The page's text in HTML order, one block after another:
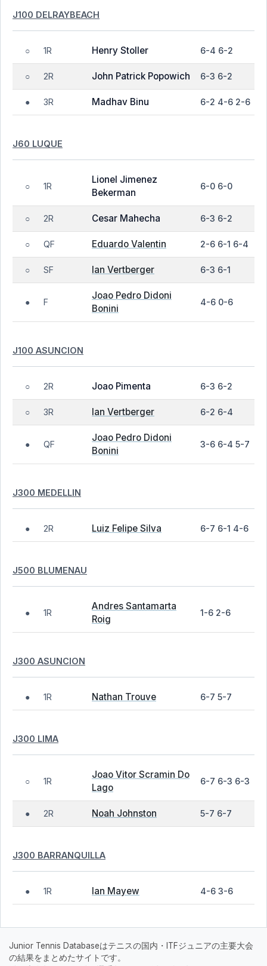
J100 DELRAYBEACH
○ 1R Henry Stoller 6-4 6-2
○ 2R John Patrick Popowich 6-3 6-2
● 3R Madhav Binu 6-2 4-6 2-6
J60 LUQUE
○ 1R
Lionel Jimenez
Bekerman
6-0 6-0
○ 2R Cesar Mahecha 6-3 6-2
○ QF Eduardo Valentin 2-6 6-1 6-4
○ SF Ian Vertberger 6-3 6-1
● F
Joao Pedro Didoni
Bonini
4-6 0-6
J100 ASUNCION
○ 2R Joao Pimenta 6-3 6-2
○ 3R Ian Vertberger 6-2 6-4
● QF
Joao Pedro Didoni
Bonini
3-6 6-4 5-7
J300 MEDELLIN
● 2R Luiz Felipe Silva 6-7 6-1 4-6
J500 BLUMENAU
● 1R
Andres Santamarta
Roig
1-6 2-6
J300 ASUNCION
● 1R Nathan Trouve 6-7 5-7
J300 LIMA
○ 1R
Joao Vitor Scramin Do
Lago
6-7 6-3 6-3
● 2R Noah Johnston 5-7 6-7
J300 BARRANQUILLA
● 1R Ian Mayew 4-6 3-6
Junior Tennis Databaseはテニスの国内・ITFジュニアの主要大会
の結果をまとめたサイトです。